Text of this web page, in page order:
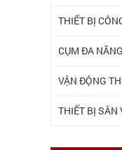
THIẾT BỊ
CỤM ĐA NĂNG
VẬN ĐỘNG
THIẾT BỊ SÂN